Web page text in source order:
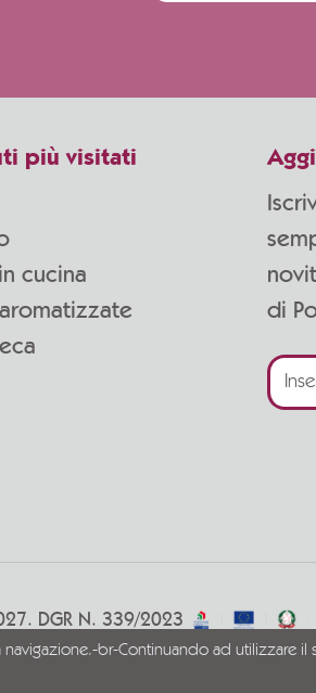
di
più visitati
cucina
DGR N. 339/2023
br-Continuando ad utilizzare